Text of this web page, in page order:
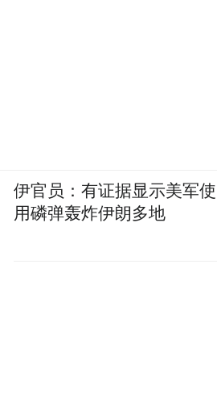
伊官员：有证据显示美军使
用磷弹轰炸伊朗多地